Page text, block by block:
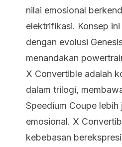
nilai emosional
elektrifikasi. Konsep
dengan evolusi
menandakan
X Convertible adalah
dalam trilogi,
Speedium Coupe lebih
emosional. X
kebebasan